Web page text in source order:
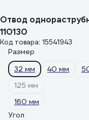
Отвод
110130
Код товара: 15541943
Размер
32 мм
40 мм
125 мм
160 мм
Угол